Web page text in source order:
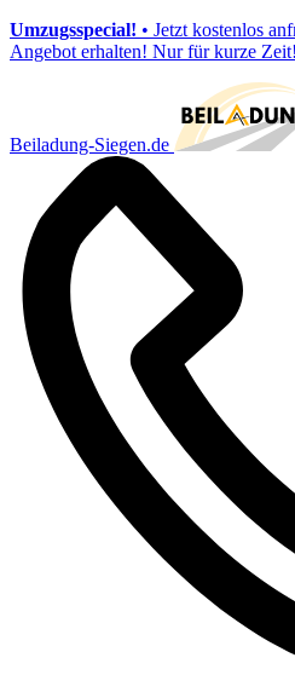
Umzugsspecial! • Jetzt kostenlos
Angebot erhalten! Nur für kurze Zeit!
Beiladung-Siegen.de